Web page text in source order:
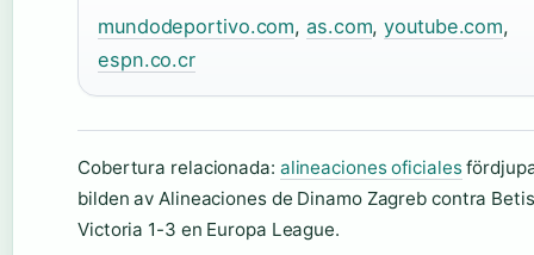
mundodeportivo.com,as.com,youtube.com,
espn.co.cr
Cobertura relacionada: alineaciones oficiales
bilden av Alineaciones de Dinamo Zagreb contra
Victoria 1-3 en Europa League.